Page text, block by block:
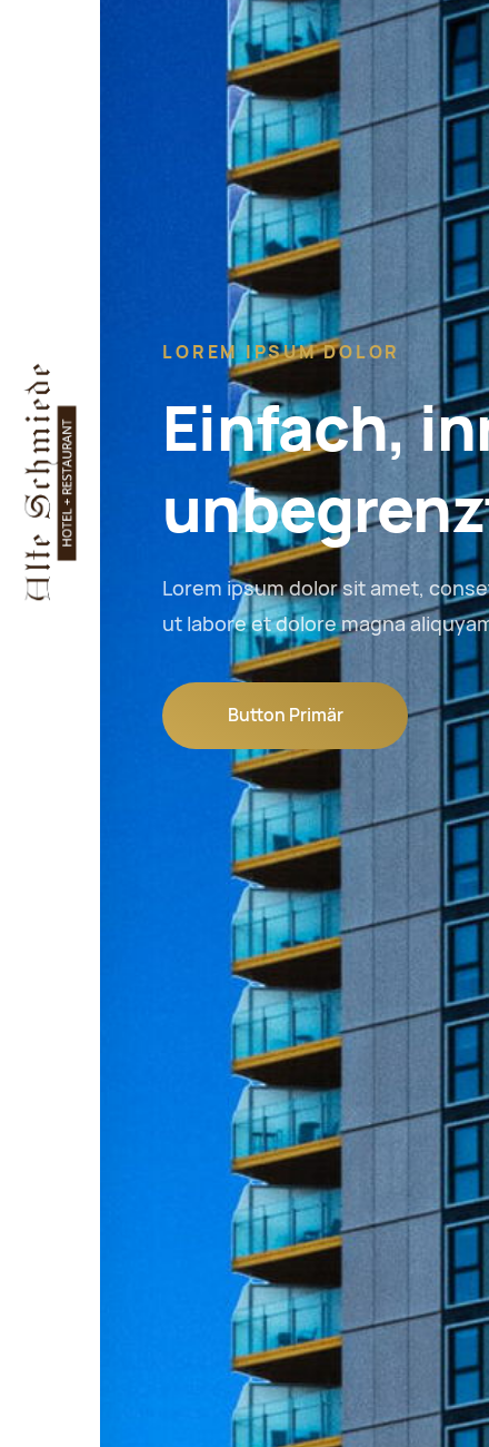
LOREM IPSUM DOLOR
Einfach,
Lorem ipsum dolor sit amet,
ut labore et dolore magna
Button Primär